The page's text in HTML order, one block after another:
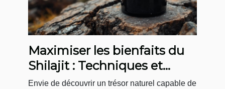
Maximiser les bienfaits du
Shilajit : Techniques et
conseils pratiques
Envie de découvrir un trésor naturel capable de